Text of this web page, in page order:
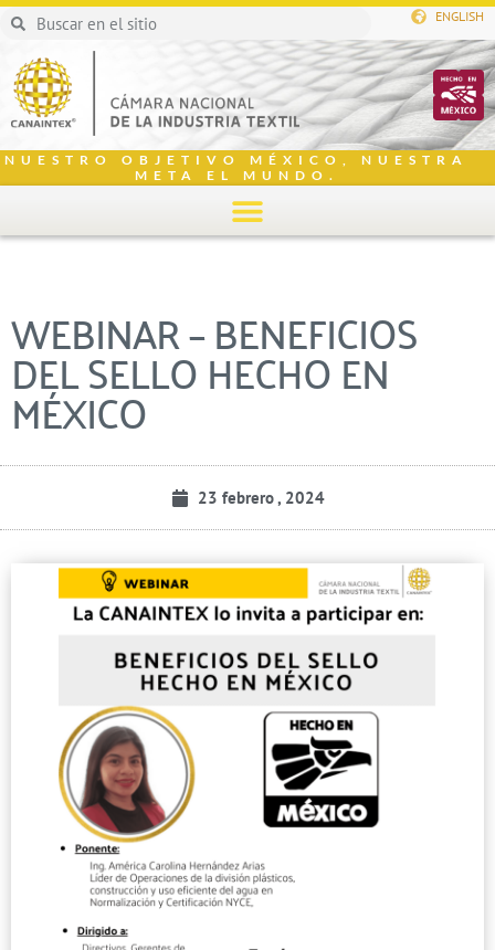
ENGLISH
NUESTRO OBJETIVO MÉXICO, NUESTRA
META EL MUNDO.
WEBINAR – BENEFICIOS
DEL SELLO HECHO EN
MÉXICO
23 febrero , 2024